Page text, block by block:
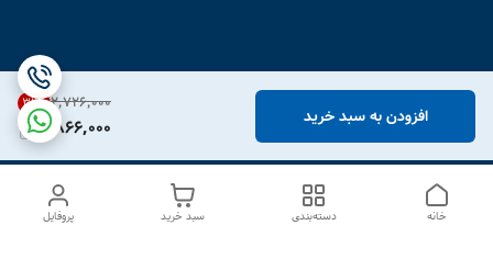
۲٬۷۲۶٬۰۰۰ 31%
1,866,000 افزودن به سبد خرید
پروفایل سبد خرید دسته‌بندی خانه